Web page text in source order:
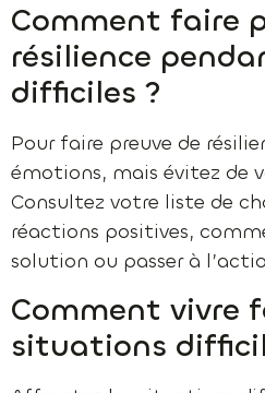
Comment faire
résilience
difficiles ?
Pour faire preuve de
émotions, mais évitez de
Consultez votre liste de
réactions positives,
solution ou passer à
Comment vivre
situations